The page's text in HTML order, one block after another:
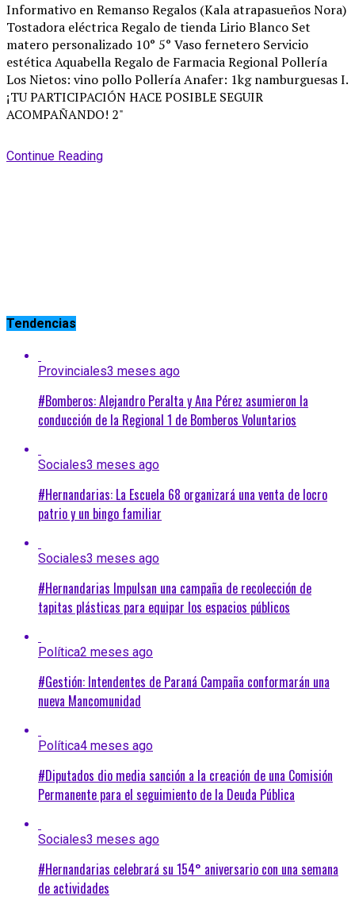
Continue Reading
Tendencias
Provinciales3 meses ago
#Bomberos: Alejandro Peralta y Ana Pérez asumieron la
conducción de la Regional 1 de Bomberos Voluntarios
Sociales3 meses ago
#Hernandarias: La Escuela 68 organizará una venta de locro
patrio y un bingo familiar
Sociales3 meses ago
#Hernandarias Impulsan una campaña de recolección de
tapitas plásticas para equipar los espacios públicos
Política2 meses ago
#Gestión: Intendentes de Paraná Campaña conformarán una
nueva Mancomunidad
Política4 meses ago
#Diputados dio media sanción a la creación de una Comisión
Permanente para el seguimiento de la Deuda Pública
Sociales3 meses ago
#Hernandarias celebrará su 154° aniversario con una semana
de actividades